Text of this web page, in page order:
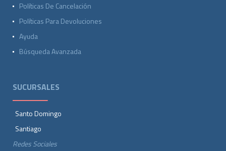
Políticas De Cancelación
Políticas Para Devoluciones
Ayuda
Búsqueda Avanzada
SUCURSALES
Santo Domingo
Santiago
Redes Sociales